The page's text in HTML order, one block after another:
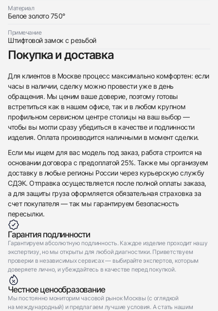
Материал
Белое золото 750°
Примечание
Штифтовой замок с резьбой
Покупка и доставка
Для клиентов в Москве процесс максимально комфортен: если
часы в наличии, сделку можно провести уже в день
обращения. Мы ценим ваше доверие, поэтому готовы
встретиться как в нашем офисе, так и в любом крупном
профильном сервисном центре столицы на ваш выбор —
чтобы вы могли сразу убедиться в качестве и подлинности
изделия. Оплата производится наличными в момент сделки.
Если мы ищем для вас модель под заказ, работа строится на
основании договора с предоплатой 25%. Также мы организуем
доставку в любые регионы России через курьерскую службу
СДЭК. Отправка осуществляется после полной оплаты заказа,
а для защиты груза оформляется обязательная страховка за
счет покупателя — так мы гарантируем безопасность
пересылки.
Гарантия подлинности
Гарантируем абсолютную подлинность. Каждое изделие проходит нашу
экспертизу, но мы открыты для любой диагностики. Приветствуем
проверки в независимых сервисах — выбирайте экспертов, которым
доверяете лично, и убеждайтесь в качестве перед покупкой.
Честное ценообразование
Мы постоянно мониторим часовой рынок Москвы (с оглядкой
на международный) и предлагаем лучшие условия. А стать нашим
Отправить заявку
Приложите фото ваших часов…
Отправить заявку